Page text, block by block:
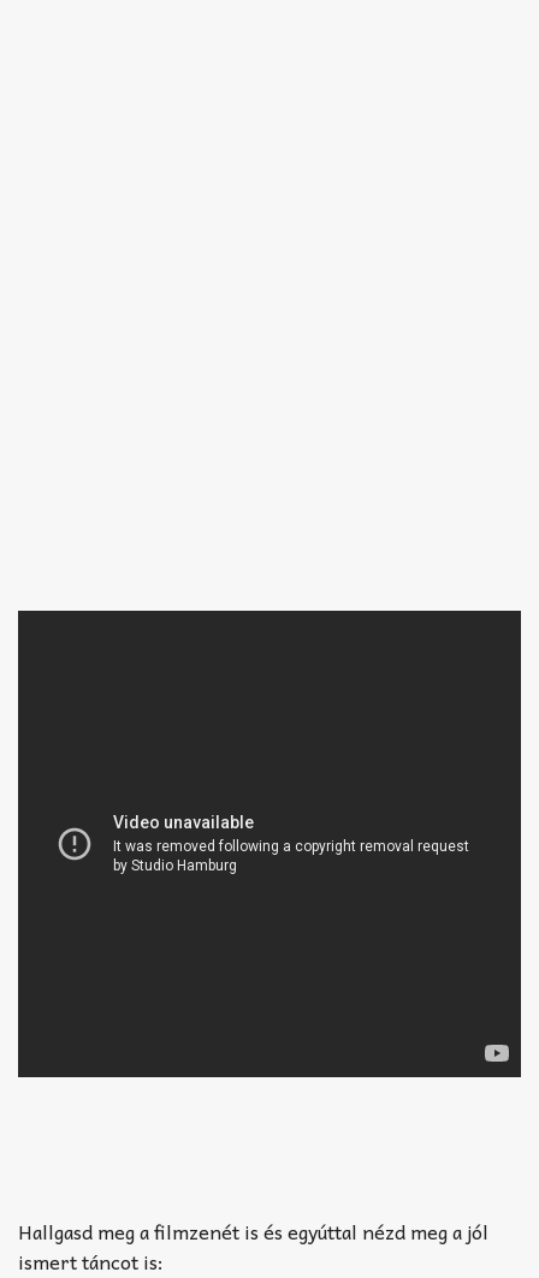
Hallgasd meg a filmzenét is és egyúttal nézd meg a jól
ismert táncot is: